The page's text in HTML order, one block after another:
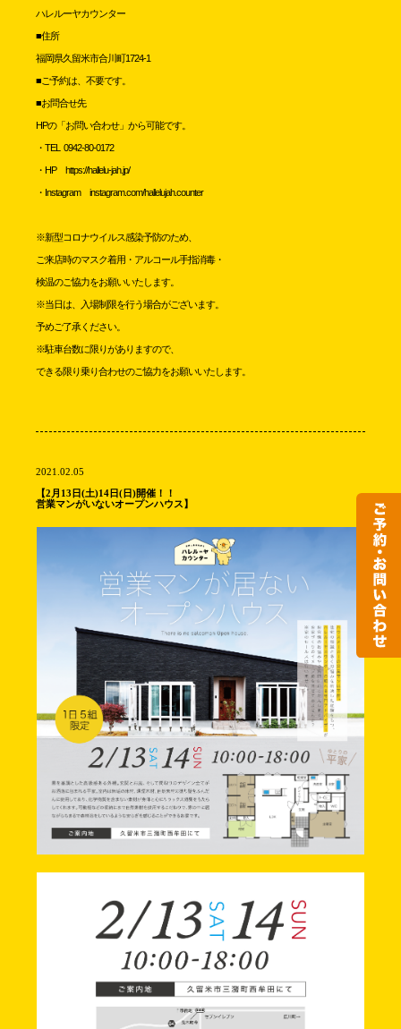
ハレルーヤカウンター
■住所
福岡県久留米市合川町1724-1
■ご予約は、不要です。
■お問合せ先
HPの「お問い合わせ」から可能です。
・ TEL 0942-80-0172
・HP https://hallelu-jah.jp/
・Instagram instagram.com/hallelujah.counter
※新型コロナウイルス感染予防のため、
ご来店時のマスク着用・アルコール手指消毒・
検温のご協力をお願いいたします。
※当日は、入場制限を行う場合がございます。
予めご了承ください。
※駐車台数に限りがありますので、
できる限り乗り合わせのご協力をお願いいたします。
2021.02.05
【2月13日(土)14日(日)開催！！
営業マンがいないオープンハウス】